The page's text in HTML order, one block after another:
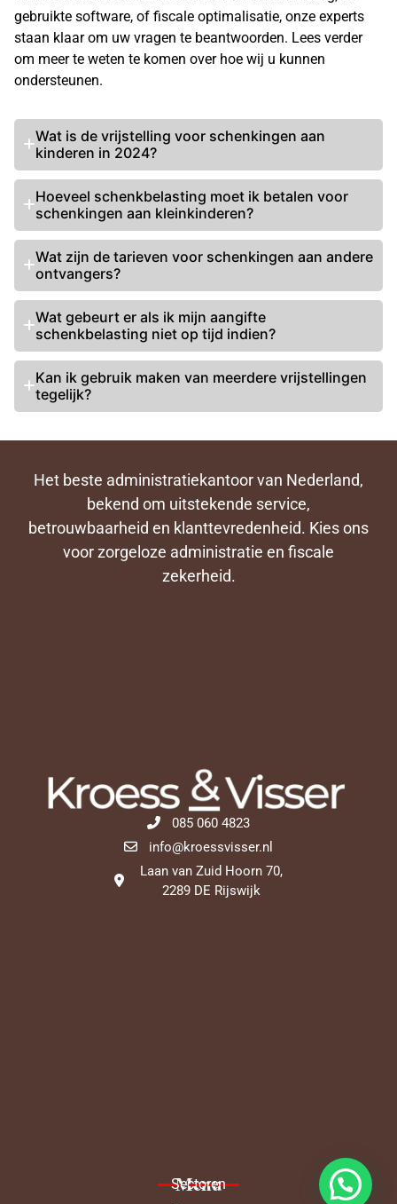
gebruikte software, of fiscale optimalisatie, onze experts
staan klaar om uw vragen te beantwoorden. Lees verder
om meer te weten te komen over hoe wij u kunnen
ondersteunen.
Wat is de vrijstelling voor schenkingen aan
kinderen in 2024?
Hoeveel schenkbelasting moet ik betalen voor
schenkingen aan kleinkinderen?
Wat zijn de tarieven voor schenkingen aan andere
ontvangers?
Wat gebeurt er als ik mijn aangifte
schenkbelasting niet op tijd indien?
Kan ik gebruik maken van meerdere vrijstellingen
tegelijk?
Het beste administratiekantoor van Nederland,
bekend om uitstekende service,
betrouwbaarheid en klanttevredenheid. Kies ons
voor zorgeloze administratie en fiscale
zekerheid.
085 060 4823
info@kroessvisser.nl
Laan van Zuid Hoorn 70,
2289 DE Rijswijk
Menu
Sectoren